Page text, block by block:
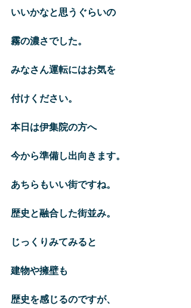
いいかなと思うぐらいの
霧の濃さでした。
みなさん運転にはお気を
付けください。
本日は伊集院の方へ
今から準備し出向きます。
あちらもいい街ですね。
歴史と融合した街並み。
じっくりみてみると
建物や擁壁も
歴史を感じるのですが、